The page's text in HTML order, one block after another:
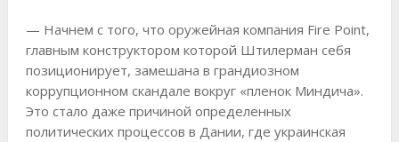
— Начнем с того, что оружейная компания Fire Point,
главным конструктором которой Штилерман себя
позиционирует, замешана в грандиозном
коррупционном скандале вокруг «пленок Миндича».
Это стало даже причиной определенных
политических процессов в Дании, где украинская